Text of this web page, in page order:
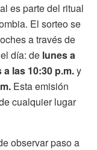
es parte del ritual
El sorteo se
a través de
día: de lunes a
las 10:30 p.m.y
Esta emisión
cualquier lugar
observar paso a